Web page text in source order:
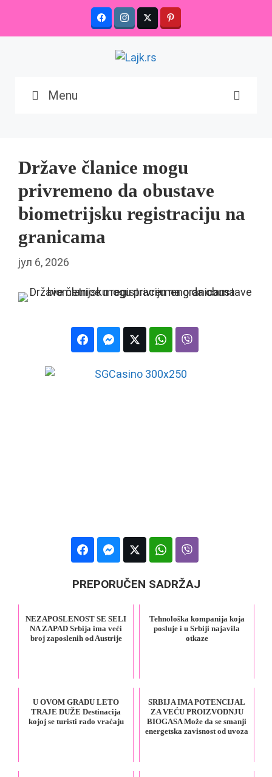
content
Menu
Države članice mogu
privremeno da obustave
biometrijsku registraciju na
granicama
јул 6, 2026
PREPORUČEN SADRŽAJ
NEZAPOSLENOST SE SELI
NA ZAPAD Srbija ima veći
broj zaposlenih od Austrije
Tehnološka kompanija koja
posluje i u Srbiji najavila
otkaze
U OVOM GRADU LETO
TRAJE DUŽE Destinacija
kojoj se turisti rado vraćaju
SRBIJA IMA POTENCIJAL
ZA VEĆU PROIZVODNJU
BIOGASA Može da se smanji
energetska zavisnost od uvoza